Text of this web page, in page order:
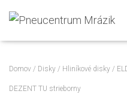
Domov / Disky / Hliníkové disky /
DEZENT TU strieborny